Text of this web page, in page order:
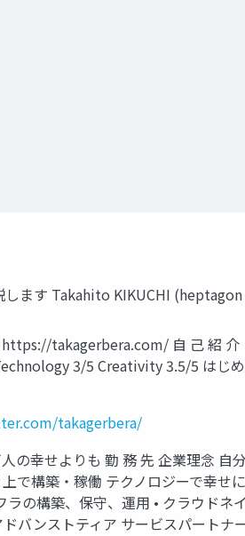
します Takahito KIKUCHI
takagerbera.com/ ⾃ ⼰ 紹 介
3/5 Creativity 3.5/5 はじめ
takagerbera/
幸せよりも 勤 務 先 企業理念 ⾃
で構築‧稼働 テクノロジーで幸せ
の構築、保守、運⽤ • クラウドネ
バンストティア サービスパート